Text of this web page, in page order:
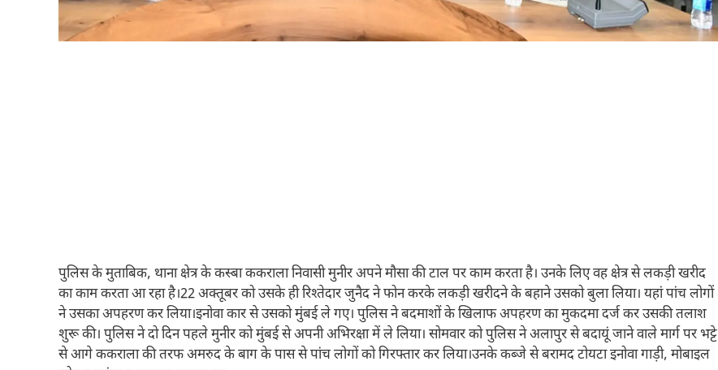
पुलिस के मुताबिक, थाना क्षेत्र के कस्बा ककराला निवासी मुनीर अपने मौसा की टाल पर काम करता है। उनके लिए वह क्षेत्र से लकड़ी खरीद
का काम करता आ रहा है।22 अक्तूबर को उसके ही रिश्तेदार जुनैद ने फोन करके लकड़ी खरीदने के बहाने उसको बुला लिया। यहां पांच लोगाें
ने उसका अपहरण कर लिया।इनोवा कार से उसको मुंबई ले गए। पुलिस ने बदमाशों के खिलाफ अपहरण का मुकदमा दर्ज कर उसकी तलाश
शुरू की। पुलिस ने दो दिन पहले मुनीर को मुंबई से अपनी अभिरक्षा में ले लिया। सोमवार को पुलिस ने अलापुर से बदायूं जाने वाले मार्ग पर भट्टे
से आगे ककराला की तरफ अमरुद के बाग के पास से पांच लोगों को गिरफ्तार कर लिया।उनके कब्जे से बरामद टोयटा इनोवा गाड़ी, मोबाइल